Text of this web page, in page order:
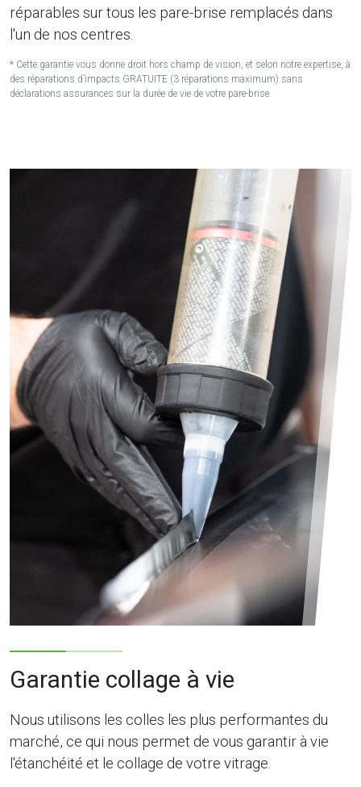
réparables sur tous les pare-brise remplacés dans
l'un de nos centres.
* Cette garantie vous donne droit hors champ de vision, et selon notre expertise, à
des réparations d’impacts GRATUITE (3 réparations maximum) sans
déclarations assurances sur la durée de vie de votre pare-brise.
Garantie collage à vie
Nous utilisons les colles les plus performantes du
marché, ce qui nous permet de vous garantir à vie
l'étanchéité et le collage de votre vitrage.